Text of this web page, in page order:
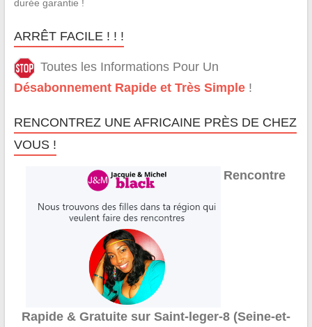
durée garantie !
ARRÊT FACILE ! ! !
Toutes les Informations Pour Un
Désabonnement Rapide et Très Simple!
RENCONTREZ UNE AFRICAINE PRÈS DE CHEZ
VOUS !
Rencontre
Rapide & Gratuite sur Saint-leger-8 (Seine-et-